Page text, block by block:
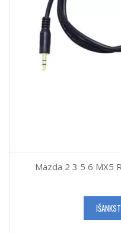
Mazda 2 3 5 6 MX5